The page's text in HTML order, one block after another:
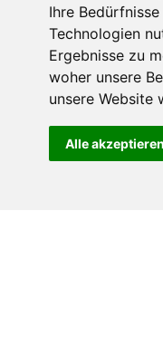
Ihre
Technologien
Ergebnisse zu
woher unsere
unsere Website
Alle akzeptieren